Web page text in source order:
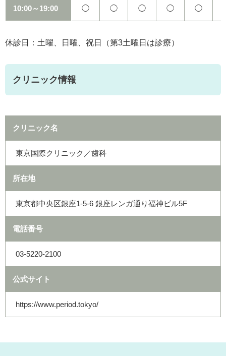
10:00～19:00 ◯ ◯ ◯ ◯ ◯
休診日：土曜、日曜、祝日（第3土曜日は診療）
クリニック情報
クリニック名
東京国際クリニック／歯科
所在地
東京都中央区銀座1-5-6 銀座レンガ通り福神ビル5F
電話番号
03-5220-2100
公式サイト
https://www.period.tokyo/